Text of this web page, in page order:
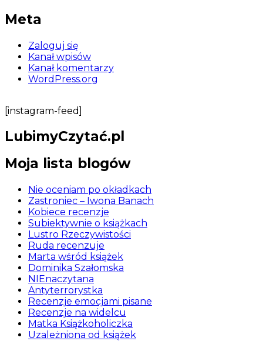
Meta
Zaloguj się
Kanał wpisów
Kanał komentarzy
WordPress.org
[instagram-feed]
LubimyCzytać.pl
Moja lista blogów
Nie oceniam po okładkach
Zastroniec – Iwona Banach
Kobiece recenzje
Subiektywnie o książkach
Lustro Rzeczywistości
Ruda recenzuje
Marta wśród książek
Dominika Szałomska
NIEnaczytana
Antyterrorystka
Recenzje emocjami pisane
Recenzje na widelcu
Matka Książkoholiczka
Uzależniona od książek